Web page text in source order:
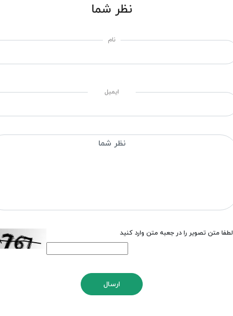
نظر شما
نام
ایمیل
لطفا متن تصویر را در جعبه متن وارد کنید
ارسال